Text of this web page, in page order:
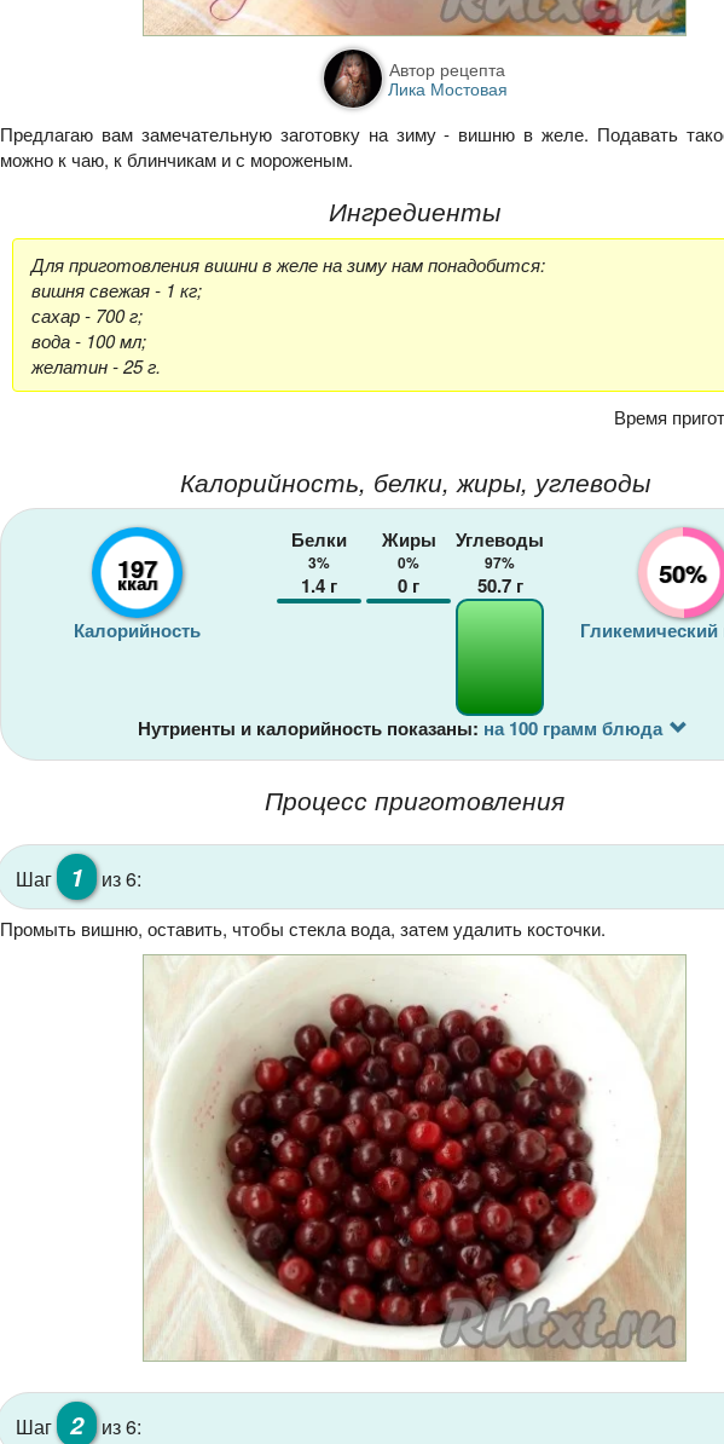
Автор рецепта
Лика Мостовая
Предлагаю вам замечательную заготовку на зиму - вишню в желе. Подавать
можно к чаю, к блинчикам и с мороженым.
Ингредиенты
Для приготовления вишни в желе на зиму нам понадобится:
вишня свежая - 1 кг;
сахар - 700 г;
вода - 100 мл;
желатин - 25 г.
Время
Калорийность, белки, жиры, углеводы
197
ккал
Калорийность
Белки
3%
1.4 г
Жиры
0%
0 г
Углеводы
97%
50.7г 50%
Гликемический
Нутриенты и калорийность показаны: на 100 грамм блюда
Процесс приготовления
Шаг 1 из 6:
Промыть вишню, оставить, чтобы стекла вода, затем удалить косточки.
Шаг 2 из 6: